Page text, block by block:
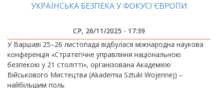
УКРАЇНСЬКА БЕЗПЕКА У ФОКУСІ ЄВРОПИ
СР, 26/11/2025 - 17:39
У Варшаві 25–26 листопада відбулася міжнародна наукова
конференція «Стратегічне управління національною
безпекою у 21 столітті», організована Академією
Військового Мистецтва (Akademia Sztuki Wojennej) –
найбільшим поль